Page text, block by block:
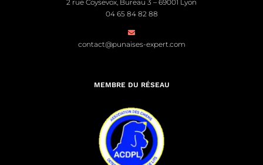
2 rue Coysevox, Bureau 3 – 69001 Lyon
04 65 84 82 88
contact@punaises-expert.com
MEMBRE DU RÉSEAU